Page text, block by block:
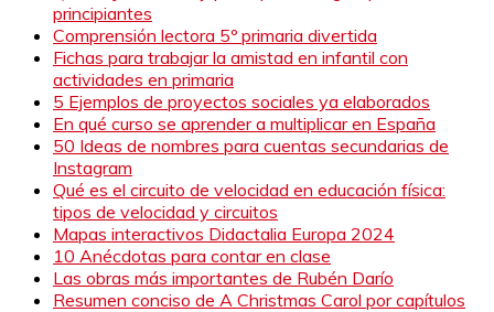
principiantes
Comprensión lectora 5º primaria divertida
Fichas para trabajar la amistad en infantil con
actividades en primaria
5 Ejemplos de proyectos sociales ya elaborados
En qué curso se aprender a multiplicar en España
50 Ideas de nombres para cuentas secundarias de
Instagram
Qué es el circuito de velocidad en educación física:
tipos de velocidad y circuitos
Mapas interactivos Didactalia Europa 2024
10 Anécdotas para contar en clase
Las obras más importantes de Rubén Darío
Resumen conciso de A Christmas Carol por capítulos